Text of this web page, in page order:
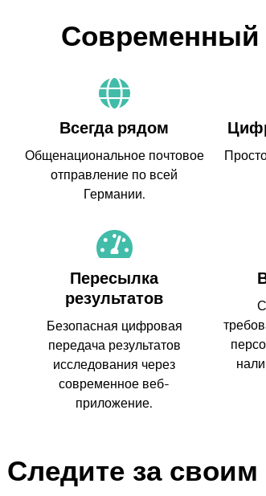
Современный
Всегда рядом
Общенациональное почтовое
отправление по всей
Германии.
Пересылка
результатов
Безопасная цифровая
передача результатов
исследования через
современное веб-
приложение.
Следите за